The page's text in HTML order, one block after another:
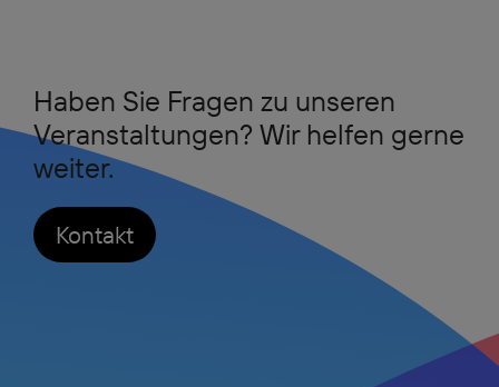
Haben Sie Fragen zu unseren
Veranstaltungen? Wir helfen gerne
weiter.
Kontakt